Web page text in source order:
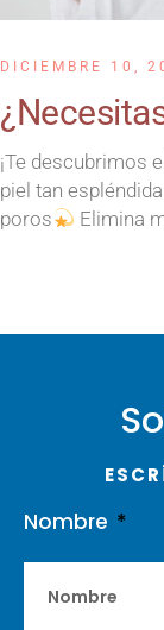
DICIEMBRE 10,
¡Te descubrimos
piel tan
poros
Elimina
Nombre